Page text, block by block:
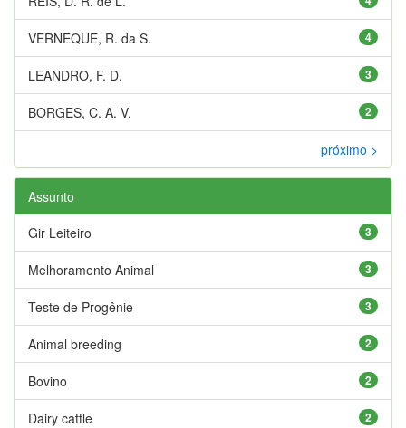
4
VERNEQUE, R. da S.
3
LEANDRO, F. D.
2
BORGES, C. A. V.
próximo >
Assunto
3
Gir Leiteiro
3
Melhoramento Animal
3
Teste de Progênie
2
Animal breeding
2
Bovino
2
Dairy cattle